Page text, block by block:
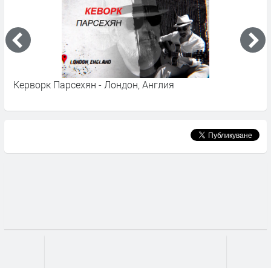
Керворк Парсехян - Лондон, Англия